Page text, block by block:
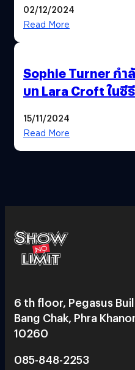
02/12/2024
Read More
Sophie Turner กำ
บท Lara Croft ในซี
15/11/2024
Read More
6 th floor, Pegasus
Bang Chak, Phra
10260
085-848-2253